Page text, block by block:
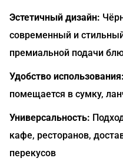
Эстетичный дизайн:
современный и
премиальной подачи
Удобство использования:
помещается в сумку,
Универсальность:
кафе, ресторанов,
перекусов